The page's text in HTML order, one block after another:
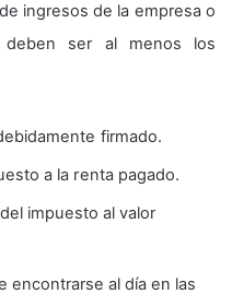
ingresos de la empresa o
ser al menos los
firmado.
a la renta pagado.
impuesto al valor
encontrarse al día en las